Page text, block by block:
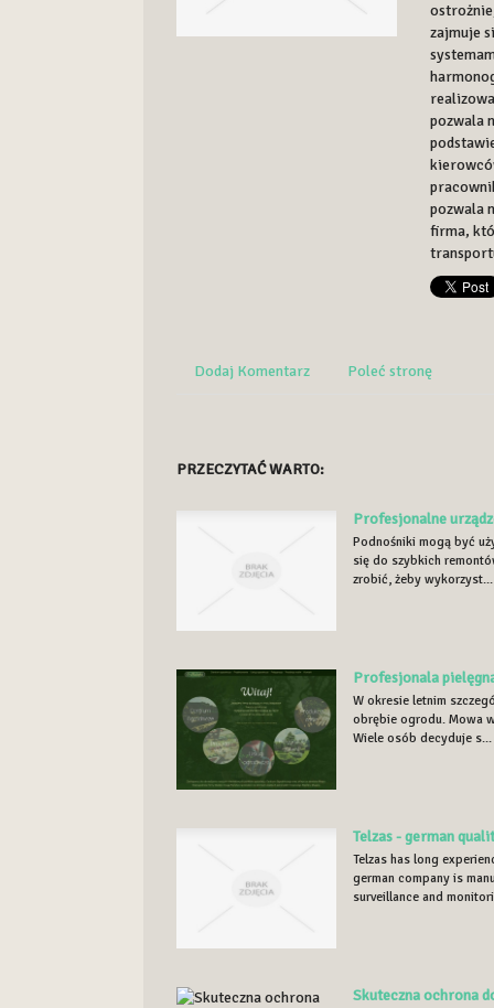
zajmuje
pozwala
pozwala
firma,
Dodaj Komentarz Poleć stronę
PRZECZYTAĆ WARTO:
Profesjonalne
Podnośniki mogą być
się do szybkich
zrobić, żeby wykorzyst...
Profesjonala
W okresie letnim
obrębie ogrodu. Mowa
Wiele osób decyduje s...
Telzas - german
Telzas has long
german company is
surveillance and
Skuteczna ochrona